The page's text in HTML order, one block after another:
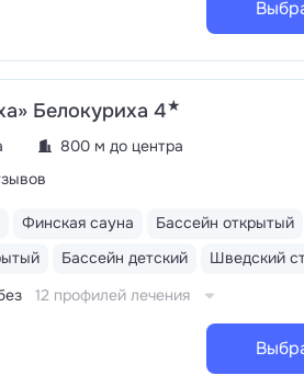
Белокуриха 4★
800 м до центра
Финская сауна
Бассейн открытый
Бассейн детский Шведский
12 профилей лечения